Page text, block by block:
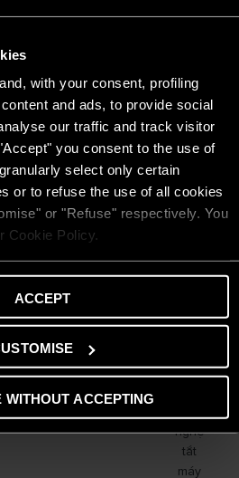
with your consent, profiling
and ads, to provide social
our traffic and track visitor
you consent to the use of
select only certain
or to refuse the use of all cookies
or "Refuse" respectively. You
Cookie Policy.
ACCEPT
WITHOUT ACCEPTING
từ xa
nghệ
làm
nóng
nhanh
Quick
Heating
Hệ
soát
toàn
Safety
nghệ
tắt
máy